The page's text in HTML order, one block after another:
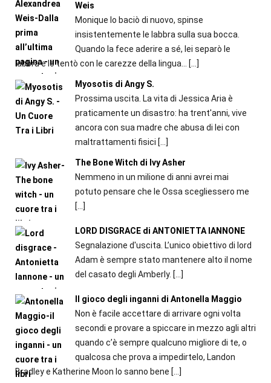
Weis
Monique lo baciò di nuovo, spinse
insistentemente le labbra sulla sua bocca.
Quando la fece aderire a sé, lei separò le
labbra e lo tentò con le carezze della lingua... […]
Myosotis di Angy S.
Prossima uscita. La vita di Jessica Aria è
praticamente un disastro: ha trent'anni, vive
ancora con sua madre che abusa di lei con
maltrattamenti fisici […]
The Bone Witch di Ivy Asher
Nemmeno in un milione di anni avrei mai
potuto pensare che le Ossa scegliessero me
[…]
LORD DISGRACE di ANTONIETTA IANNONE
Segnalazione d'uscita. L’unico obiettivo di lord
Adam è sempre stato mantenere alto il nome
del casato degli Amberly. […]
Il gioco degli inganni di Antonella Maggio
Non è facile accettare di arrivare ogni volta
secondi e provare a spiccare in mezzo agli altri
quando c’è sempre qualcuno migliore di te, o
qualcosa che prova a impedirtelo, Landon
Bradley e Katherine Moon lo sanno bene […]